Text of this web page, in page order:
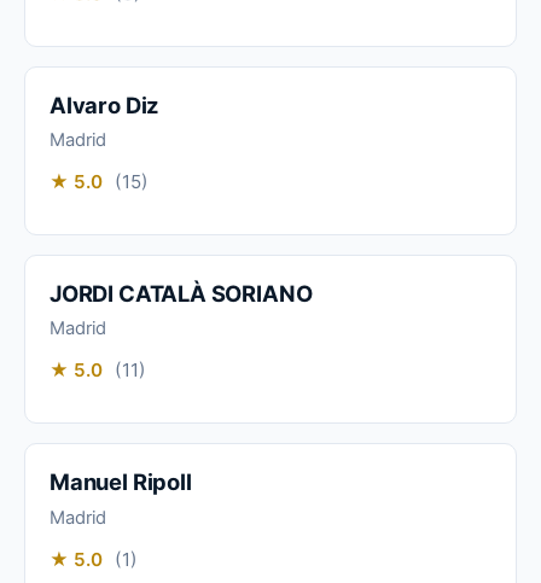
Alvaro Diz
Madrid
★ 5.0 (15)
JORDI CATALÀ SORIANO
Madrid
★ 5.0 (11)
Manuel Ripoll
Madrid
★ 5.0 (1)